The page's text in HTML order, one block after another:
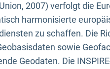
2007) verfolgt die
harmonisierte
zu schaffen. Die
sowie
Geodaten. Die